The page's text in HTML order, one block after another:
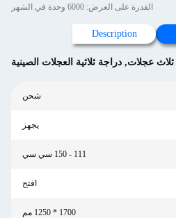
القدرة على العرض: 6000 وحدة في الشهر
Description
, دراجة ثلاثية العجلات الصينية
شحن
يجهز
111 - 150 سي سي
افتح
1700 * 1250 مم